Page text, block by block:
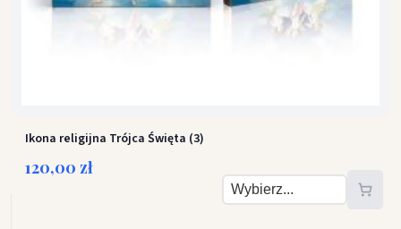
Ikona religijna Trójca Święta (3)
120,00 zł